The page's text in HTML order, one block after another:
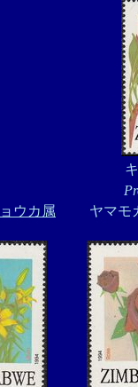
ウカ属 ヤマ